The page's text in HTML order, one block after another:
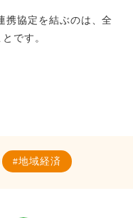
携協定を結ぶのは、全
です。
地域経済